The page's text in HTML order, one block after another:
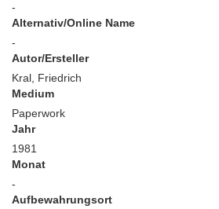
-
Alternativ/Online Name
-
Autor/Ersteller
Kral, Friedrich
Medium
Paperwork
Jahr
1981
Monat
-
Aufbewahrungsort